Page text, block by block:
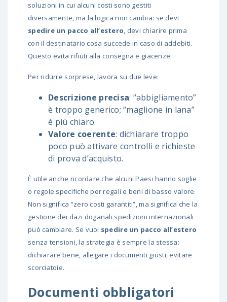
soluzioni in cui alcuni costi sono gestiti
diversamente, ma la logica non cambia: se devi
spedire un pacco all’estero, devi chiarire prima
con il destinatario cosa succede in caso di addebiti.
Questo evita rifiuti alla consegna e giacenze.
Per ridurre sorprese, lavora su due leve:
Descrizione precisa: “abbigliamento”
è troppo generico; “maglione in lana”
è più chiaro.
Valore coerente: dichiarare troppo
poco può attivare controlli e richieste
di prova d’acquisto.
È utile anche ricordare che alcuni Paesi hanno soglie
o regole specifiche per regali e beni di basso valore.
Non significa “zero costi garantiti”, ma significa che la
gestione dei dazi doganali spedizioni internazionali
può cambiare. Se vuoi spedire un pacco all’estero
senza tensioni, la strategia è sempre la stessa:
dichiarare bene, allegare i documenti giusti, evitare
scorciatoie.
Documenti obbligatori